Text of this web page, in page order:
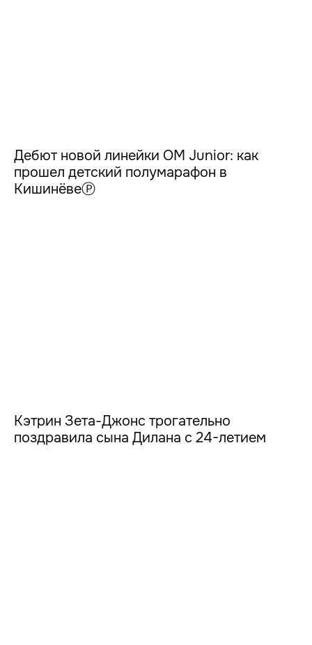
Дебют новой линейки OM Junior: как
прошел детский полумарафон в
КишинёвеⓅ
Кэтрин Зета-Джонс трогательно
поздравила сына Дилана с 24-летием